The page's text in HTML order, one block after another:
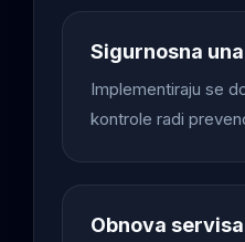
Sigurnosna
Implementiraju se
kontrole radi
Obnova servisa